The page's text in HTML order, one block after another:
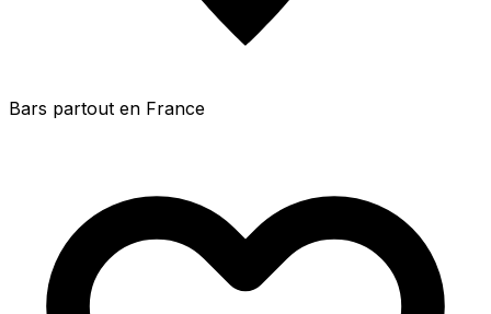
Bars partout en France